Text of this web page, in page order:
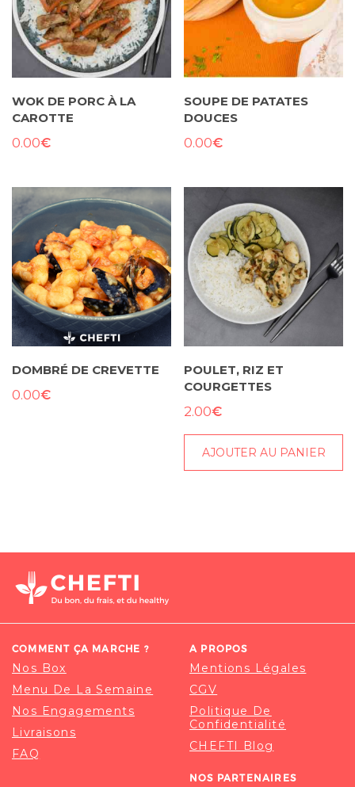
WOK DE PORC À LA
CAROTTE
0.00€
SOUPE DE PATATES
DOUCES
0.00€
DOMBRÉ DE CREVETTE
0.00€
POULET, RIZ ET
COURGETTES
2.00€
AJOUTER AU PANIER
COMMENT ÇA MARCHE ?
Nos Box
Menu De La Semaine
Nos Engagements
Livraisons
FAQ
A PROPOS
Mentions Légales
CGV
Politique De
Confidentialité
CHEFTI Blog
NOS PARTENAIRES